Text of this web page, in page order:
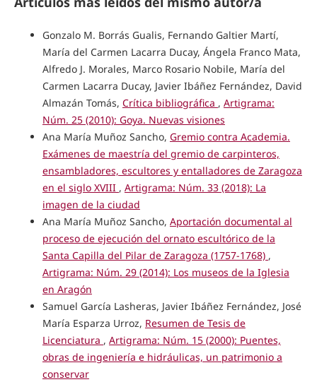
Gonzalo M. Borrás Gualis, Fernando Galtier Martí,
María del Carmen Lacarra Ducay, Ángela Franco Mata,
Alfredo J. Morales, Marco Rosario Nobile, María del
Carmen Lacarra Ducay, Javier Ibáñez Fernández, David
Almazán Tomás, Crítica bibliográfica , Artigrama:
Núm. 25 (2010): Goya. Nuevas visiones
Ana María Muñoz Sancho, Gremio contra Academia.
Exámenes de maestría del gremio de carpinteros,
ensambladores, escultores y entalladores de Zaragoza
en el siglo XVIII , Artigrama: Núm. 33 (2018): La
imagen de la ciudad
Ana María Muñoz Sancho, Aportación documental al
proceso de ejecución del ornato escultórico de la
Santa Capilla del Pilar de Zaragoza (1757-1768) ,
Artigrama: Núm. 29 (2014): Los museos de la Iglesia
en Aragón
Samuel García Lasheras, Javier Ibáñez Fernández, José
María Esparza Urroz, Resumen de Tesis de
Licenciatura , Artigrama: Núm. 15 (2000): Puentes,
obras de ingeniería e hidráulicas, un patrimonio a
conservar